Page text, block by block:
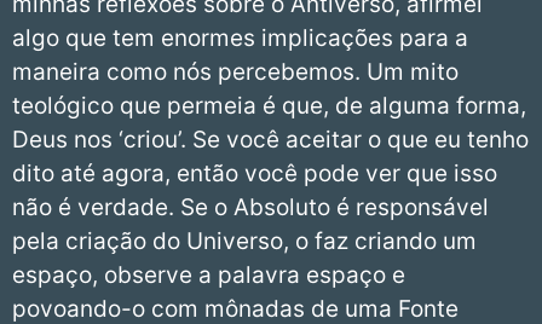
algo que tem enormes implicações para a
maneira como nós percebemos. Um mito
teológico que permeia é que, de alguma forma,
Deus nos ‘criou’. Se você aceitar o que eu tenho
dito até agora, então você pode ver que isso
não é verdade. Se o Absoluto é responsável
pela criação do Universo, o faz criando um
espaço, observe a palavra espaço e
povoando-o com mônadas de uma Fonte